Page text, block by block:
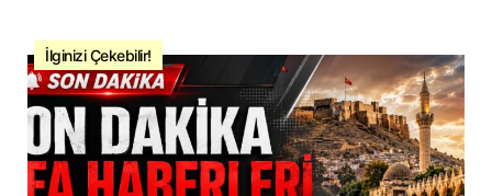
İlginizi Çekebilir!